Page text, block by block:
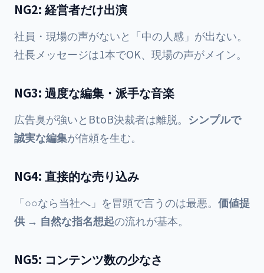
NG2: 経営者だけ出演
社員・現場の声がないと「中の人感」が出ない。
社長メッセージは1本でOK、現場の声がメイン。
NG3: 過度な編集・派手な音楽
広告臭が強いとBtoB決裁者は離脱。 シンプルで
誠実な編集が信頼を生む。
NG4: 直接的な売り込み
「○○なら当社へ」を冒頭で言うのは最悪。 価値提
供 → 自然な指名想起の流れが基本。
NG5: コンテンツ数の少なさ